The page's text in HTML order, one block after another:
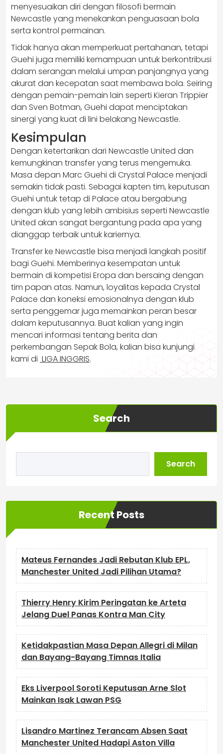
menyesuaikan diri dengan filosofi bermain
Newcastle yang menekankan penguasaan bola
serta kontrol permainan.
Tidak hanya akan memperkuat pertahanan, tetapi
Guehi juga memiliki kemampuan untuk berkontribusi
dalam serangan melalui umpan panjangnya yang
akurat dan kecepatan saat membawa bola. Seiring
dengan pemain-pemain lain seperti Kieran Trippier
dan Sven Botman, Guehi dapat menciptakan
sinergi yang kuat di lini belakang Newcastle.
Kesimpulan
​Dengan ketertarikan dari Newcastle United dan
kemungkinan transfer yang terus mengemuka.
Masa depan Marc Guehi di Crystal Palace menjadi
semakin tidak pasti.​ Sebagai kapten tim, keputusan
Guehi untuk tetap di Palace atau bergabung
dengan klub yang lebih ambisius seperti Newcastle
United akan sangat bergantung pada apa yang
dianggap terbaik untuk kariernya.
Transfer ke Newcastle bisa menjadi langkah positif
bagi Guehi. Memberinya kesempatan untuk
bermain di kompetisi Eropa dan bersaing dengan
tim papan atas. Namun, loyalitas kepada Crystal
Palace dan koneksi emosionalnya dengan klub
serta penggemar juga memainkan peran besar
dalam keputusannya. Buat kalian yang ingin
mencari informasi tentang berita dan
perkembangan Sepak Bola, kalian bisa kunjungi
kami di LIGA INGGRIS.
Search
Search
Recent Posts
Mateus Fernandes Jadi Rebutan Klub EPL,
Manchester United Jadi Pilihan Utama?
Thierry Henry Kirim Peringatan ke Arteta
Jelang Duel Panas Kontra Man City
Ketidakpastian Masa Depan Allegri di Milan
dan Bayang-Bayang Timnas Italia
Eks Liverpool Soroti Keputusan Arne Slot
Mainkan Isak Lawan PSG
Lisandro Martinez Terancam Absen Saat
Manchester United Hadapi Aston Villa